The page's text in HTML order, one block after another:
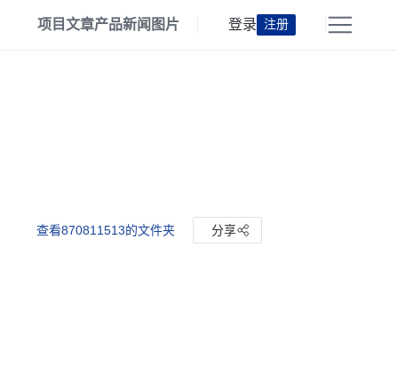
项目文章产品新闻 图片 登录 注册
查看870811513的文件夹 分享